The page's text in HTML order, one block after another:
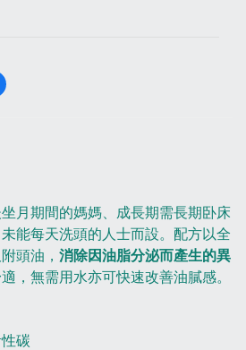
月期間的媽媽、成長期需長期卧床
能每天洗頭的人士而設。配方以全
頭油， 消除因油脂分泌而產生的異
，無需用水亦可快速改善油膩感。
碳